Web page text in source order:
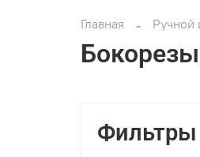
Главная Ручной
Фильтры